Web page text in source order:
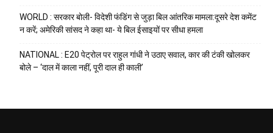
WORLD : सरकार बोली- विदेशी फंडिंग से जुड़ा बिल आंतरिक मामला:दूसरे देश कमेंट
न करें; अमेरिकी सांसद ने कहा था- ये बिल ईसाइयों पर सीधा हमला
NATIONAL : E20 पेट्रोल पर राहुल गांधी ने उठाए सवाल, कार की टंकी खोलकर
बोले – ‘दाल में काला नहीं, पूरी दाल ही काली’